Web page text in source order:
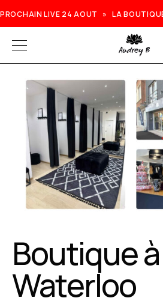
PROCHAIN LIVE 24 AOUT » LA
Boutique à
Waterloo